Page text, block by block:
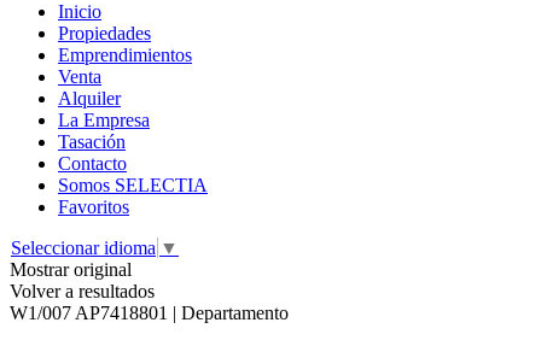
Inicio
Propiedades
Emprendimientos
Venta
Alquiler
La Empresa
Tasación
Contacto
Somos SELECTIA
Favoritos
Seleccionar idioma ▼
Mostrar original
Volver a resultados
W1/007 AP7418801 | Departamento